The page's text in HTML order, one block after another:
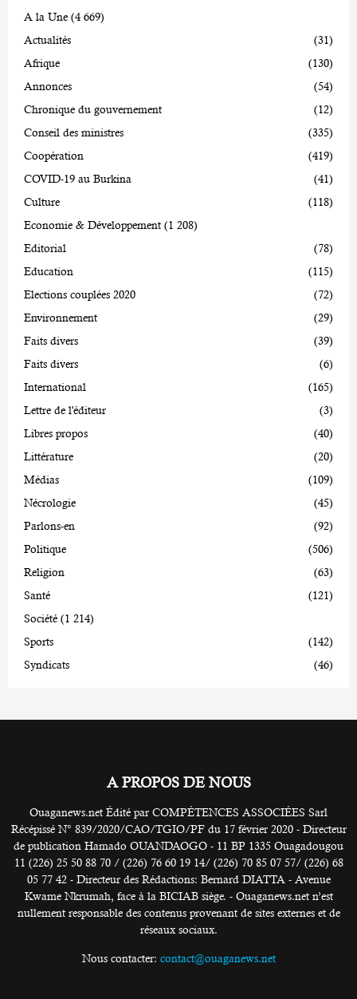
A la Une (4 669)
Actualités
(31)
Afrique
(130)
Annonces
(54)
Chronique du gouvernement
(12)
Conseil des ministres
(335)
Coopération
(419)
COVID-19 au Burkina
(41)
Culture
(118)
Economie & Développement (1 208)
Editorial
(78)
Education
(115)
Elections couplées 2020
(72)
Environnement
(29)
Faits divers
(39)
Faits divers
(6)
International
(165)
Lettre de l'éditeur
(3)
Libres propos
(40)
Littérature
(20)
Médias
(109)
Nécrologie
(45)
Parlons-en
(92)
Politique
(506)
Religion
(63)
Santé
(121)
Société (1 214)
Sports
(142)
Syndicats
(46)
A PROPOS DE NOUS
Ouaganews.net Édité par COMPÉTENCES ASSOCIÉES Sarl
Récépissé N° 839/2020/CAO/TGIO/PF du 17 février 2020 - Directeur
de publication Hamado OUANDAOGO - 11 BP 1335 Ouagadougou
11 (226) 25 50 88 70 / (226) 76 60 19 14/ (226) 70 85 07 57/ (226) 68
05 77 42 - Directeur des Rédactions: Bernard DIATTA - Avenue
Kwame Nkrumah, face à la BICIAB siège. - Ouaganews.net n’est
nullement responsable des contenus provenant de sites externes et de
réseaux sociaux.
Nous contacter: contact@ouaganews.net